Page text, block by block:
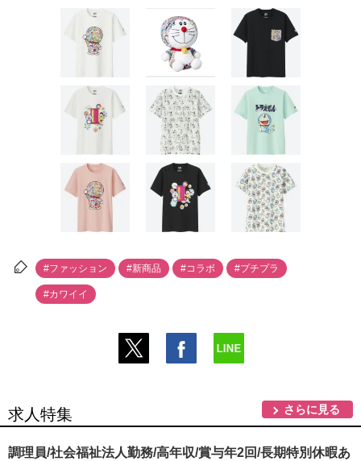
#ファッション #新商品 #コラボ #プチプラ
#カワイイ
求人特集 さらに見る
調理員/社会福祉法人勤務/高年収/賞与年2回/長期特別休暇あ